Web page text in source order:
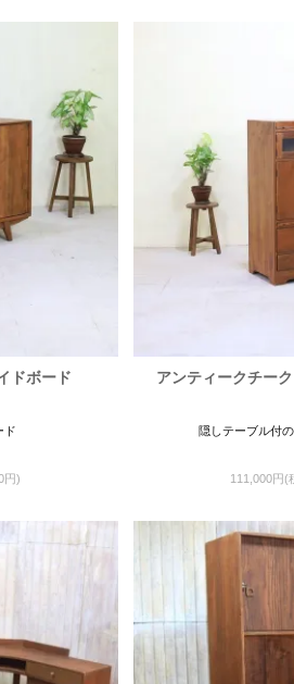
ドボード
ド
円)
アンティークチー
隠しテーブル付
111,000円(